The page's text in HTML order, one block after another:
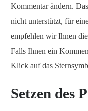
Kommentar ändern.
nicht unterstützt, für
empfehlen wir Ihnen
Falls Ihnen ein
Klick auf das
Setzen des